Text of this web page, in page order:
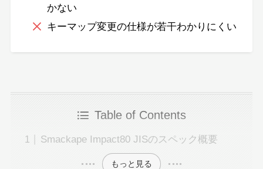
かない
キーマップ変更の仕様が若干わかりにくい
Table of Contents
Smackape Impact80 JISのスペック概要
もっと見る